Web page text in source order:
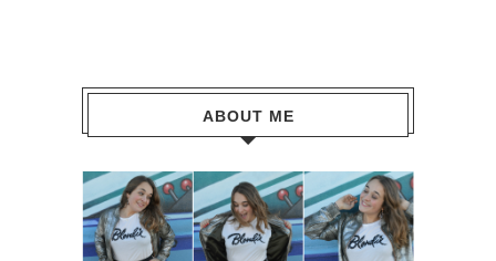
ABOUT ME